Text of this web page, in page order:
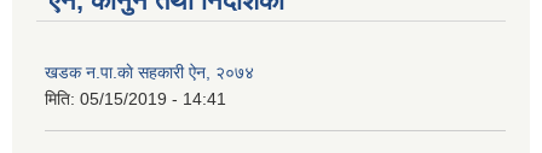
खडक न.पा.काे सहकारी ऐन, २०७४
मिति: 05/15/2019 - 14:41